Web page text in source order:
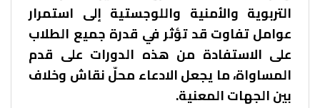
التربوية والأمنية واللوجستية إلى استمرار
عوامل تفاوت قد تؤثر في قدرة جميع الطلاب
على الاستفادة من هذه الدورات على قدم
المساواة، ما يجعل الادعاء محلّ نقاش وخلاف
بين الجهات المعنية.